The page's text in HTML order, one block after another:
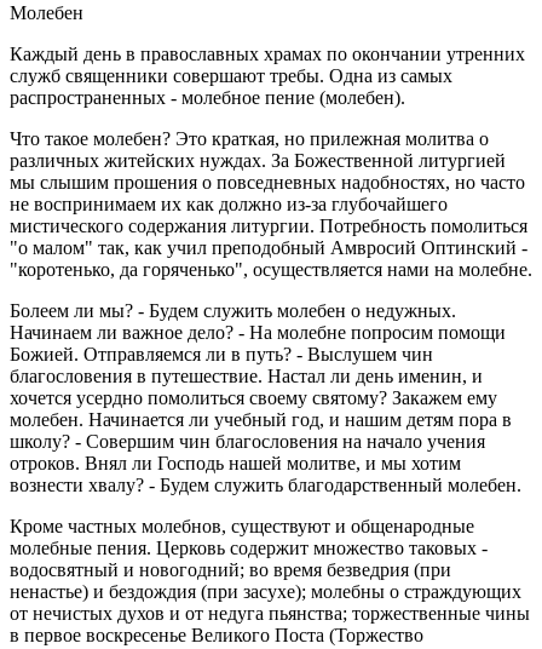
Молебен
Каждый день в православных храмах по окончании утренних
служб священники совершают требы. Одна из самых
распространенных - молебное пение (молебен).
Что такое молебен? Это краткая, но прилежная молитва о
различных житейских нуждах. За Божественной литургией
мы слышим прошения о повседневных надобностях, но часто
не воспринимаем их как должно из-за глубочайшего
мистического содержания литургии. Потребность помолиться
"о малом" так, как учил преподобный Амвросий Оптинский -
"коротенько, да горяченько", осуществляется нами на молебне.
Болеем ли мы? - Будем служить молебен о недужных.
Начинаем ли важное дело? - На молебне попросим помощи
Божией. Отправляемся ли в путь? - Выслушем чин
благословения в путешествие. Настал ли день именин, и
хочется усердно помолиться своему святому? Закажем ему
молебен. Начинается ли учебный год, и нашим детям пора в
школу? - Совершим чин благословения на начало учения
отроков. Внял ли Господь нашей молитве, и мы хотим
вознести хвалу? - Будем служить благодарственный молебен.
Кроме частных молебнов, существуют и общенародные
молебные пения. Церковь содержит множество таковых -
водосвятный и новогодний; во время безведрия (при
ненастье) и бездождия (при засухе); молебны о страждующих
от нечистых духов и от недуга пьянства; торжественные чины
в первое воскресенье Великого Поста (Торжество